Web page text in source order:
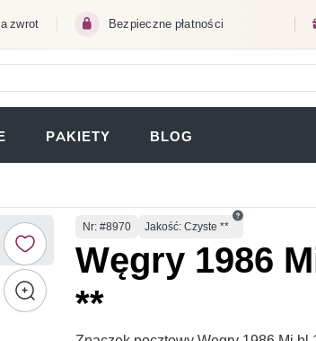
zwrot Bezpieczne płatności
PAKIETY BLOG
Numer
Nr: #8970 Jakość: Czyste **
Węgry 1986
**